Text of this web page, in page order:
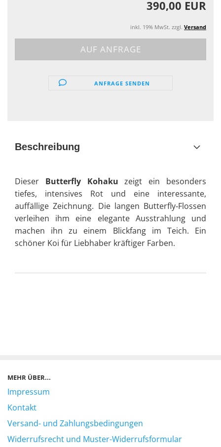
390,00 EUR
inkl. 19% MwSt. zzgl. Versand
ANFRAGE SENDEN
Beschreibung
Dieser Butterfly Kohakuzeigt ein besonders
tiefes, intensives Rot und eine interessante,
auffällige Zeichnung. Die langen Butterfly‑Flossen
verleihen ihm eine elegante Ausstrahlung und
machen ihn zu einem Blickfang im Teich. Ein
schöner Koi für Liebhaber kräftiger Farben.
MEHR ÜBER...
Impressum
Kontakt
Versand- und Zahlungsbedingungen
Widerrufsrecht und Muster-Widerrufsformular